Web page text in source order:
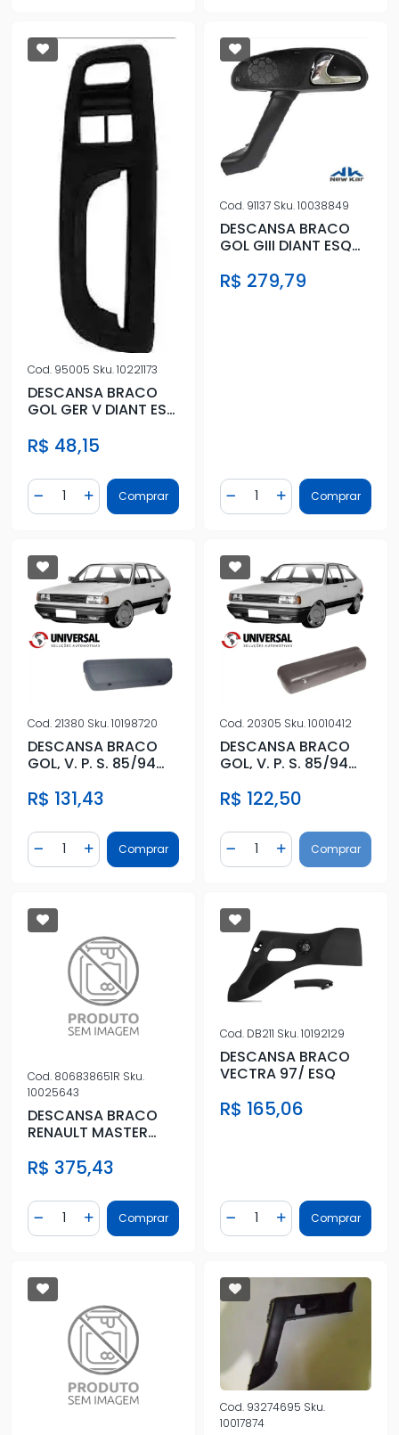
Cod. 95005 Sku.10221173
DESCANSA BRACO
GOL GER V DIANT ESQ
ELETRI
R$ 48,15
Diminuir Quantidade
Quantidade
Adicionar Quantidade
Comprar
Cod. 91137 Sku.10038849
DESCANSA BRACO
GOL GIII DIANT ESQ
CROMADA
R$ 279,79
Diminuir Quantidade
Quantidade
AdicionarComprar
Cod. 21380 Sku.10198720
DESCANSA BRACO
GOL, V. P. S. 85/94
R$ 131,43
Diminuir Quantidade
Quantidade
Adicionar Quantidade
Comprar
Cod. 20305 Sku.10010412
DESCANSA BRACO
GOL, V. P. S. 85/94
R$ 122,50
Diminuir Quantidade
Quantidade
AdicionarComprar
Cod. 806838651R Sku.
10025643
DESCANSA BRACO
RENAULT MASTER
R$ 375,43
Diminuir Quantidade
Quantidade
Adicionar Quantidade
Comprar
Cod. DB211 Sku.10192129
DESCANSA BRACO
VECTRA 97/ ESQ
R$ 165,06
Diminuir Quantidade
Quantidade
AdicionarComprar
Cod. 93274695 Sku.
10017874